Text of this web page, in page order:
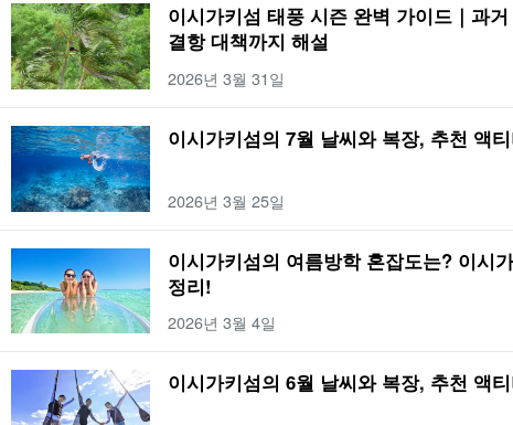
이시가키섬 태풍 시즌 완벽 가이드｜과
결항 대책까지 해설
2026년 3월 31일
이시가키섬의 7월 날씨와 복장, 추천 액
2026년 3월 25일
이시가키섬의 여름방학 혼잡도는? 이시
정리!
2026년 3월 4일
이시가키섬의 6월 날씨와 복장, 추천 액